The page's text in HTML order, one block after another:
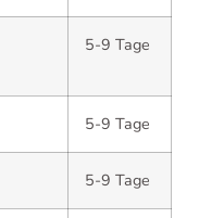
5-9 Tage
5-9 Tage
5-9 Tage